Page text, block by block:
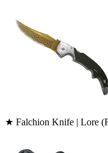
★ Falchion Knife | Lore